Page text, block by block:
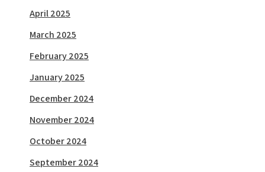
April 2025
March 2025
February 2025
January 2025
December 2024
November 2024
October 2024
September 2024